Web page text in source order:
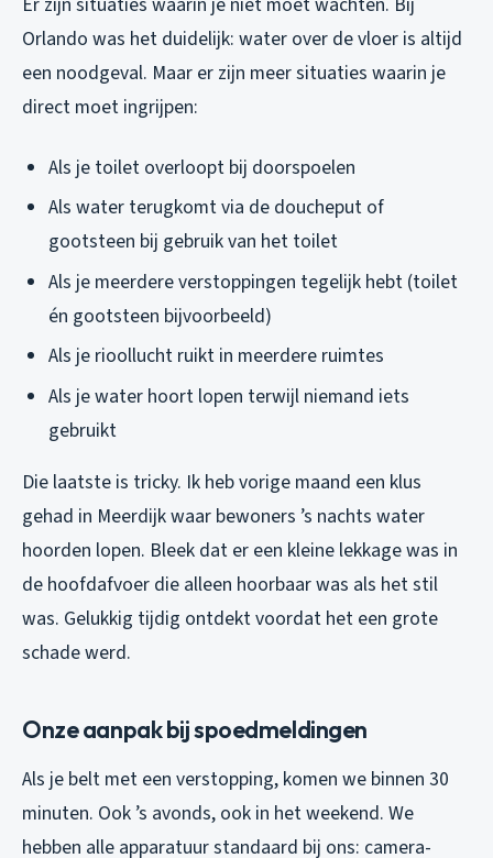
Orlando was het duidelijk: water over de vloer is altijd
een noodgeval. Maar er zijn meer situaties waarin je
direct moet ingrijpen:
Als je toilet overloopt bij doorspoelen
Als water terugkomt via de doucheput of
gootsteen bij gebruik van het toilet
Als je meerdere verstoppingen tegelijk hebt (toilet
én gootsteen bijvoorbeeld)
Als je rioollucht ruikt in meerdere ruimtes
Als je water hoort lopen terwijl niemand iets
gebruikt
Die laatste is tricky. Ik heb vorige maand een klus
gehad in Meerdijk waar bewoners ’s nachts water
hoorden lopen. Bleek dat er een kleine lekkage was in
de hoofdafvoer die alleen hoorbaar was als het stil
was. Gelukkig tijdig ontdekt voordat het een grote
schade werd.
Onze aanpak bij spoedmeldingen
Als je belt met een verstopping, komen we binnen 30
minuten. Ook ’s avonds, ook in het weekend. We
hebben alle apparatuur standaard bij ons: camera-